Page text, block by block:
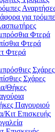
για
Φτερά
Φτερά
Φτερά
Σχάρες
Σχάρες
Θήκες
Παγουριού
Κιτ Επισκευής